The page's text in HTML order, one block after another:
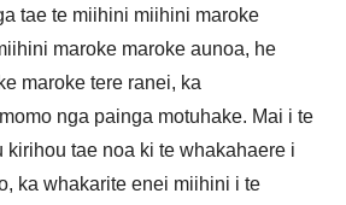
tae te miihini miihini maroke
maroke maroke aunoa, he
maroke tere ranei, ka
nga painga motuhake. Mai i te
kirihou tae noa ki te whakahaere i
ka whakarite enei miihini i te